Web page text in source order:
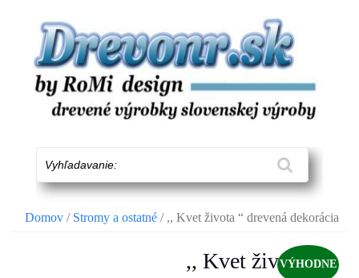
Domov / Stromy a ostatné / ,, Kvet života “ drevená dekorácia
VÝHODNE
,, Kvet života “